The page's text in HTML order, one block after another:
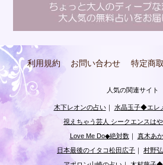
利用規約 お問い合わせ 特定商
人気の関連サイト
木下レオンの占い｜ 水晶玉子◆エレ
視えちゃう芸人 シークエンスは
Love Me Do◆絶対数｜ 真木あ
日本最後のイタコ松田広子
村野